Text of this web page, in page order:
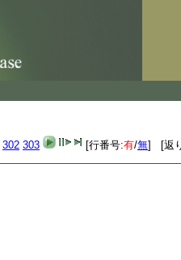
302 303 [行番号:有/無] [返